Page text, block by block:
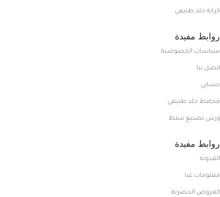
كراتة جلد طبيعي
روابط مفيدة
سياسات الخصوصية
اتصل بنا
حسابي
محافظ جلد طبيعي
ورش تصنيع شنط
روابط مفيدة
المدونة
معلومات عنا
العروض الحصرية